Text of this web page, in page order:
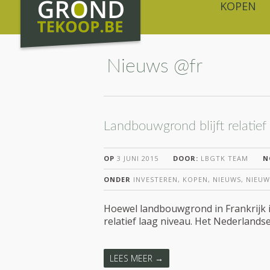
KOPEN
Nieuws @fr
Landbouwgrond blijft
OP 3 JUNI 2015 DOOR: LBGTK TEAM
ONDER INVESTEREN, KOPEN, NIEUWS,
Hoewel landbouwgrond in
relatief laag niveau. Het
LEES MEER →